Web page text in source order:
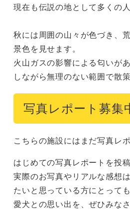
現在も伝説の地として多くの
秋には周囲の山々が色づき、
景色を見せます。
火山ガスの影響による匂いが
しながら無理のない範囲で散
写真レポート募集
こちらの施設にはまだ写真レ
はじめての写真レポートを投
実際のお写真やリアルな感想
たいと思っている方にとって
愛犬との思い出を、ぜひみな